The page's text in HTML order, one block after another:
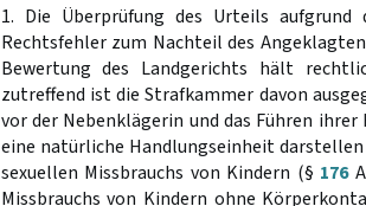
1. Die Überprüfung des Urteils
Rechtsfehler zum Nachteil des
Bewertung des Landgerichts hält
zutreffend ist die Strafkammer davon
vor der Nebenklägerin und das Führen
eine natürliche Handlungseinheit
sexuellen Missbrauchs von Kindern (§ 176
Missbrauchs von Kindern ohne